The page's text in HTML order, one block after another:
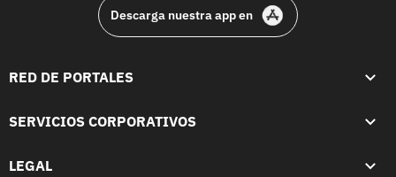
Descarga nuestra app en
RED DE PORTALES
SERVICIOS CORPORATIVOS
LEGAL